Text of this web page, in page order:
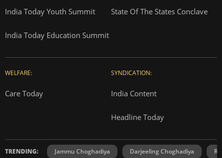
India Today Youth Summit State Of The States Conclave
India Today Education Summit
WELFARE:
Care Today
SYNDICATION:
India Content
Headline Today
TRENDING: Jammu Choghadiya Darjeeling Choghadiya